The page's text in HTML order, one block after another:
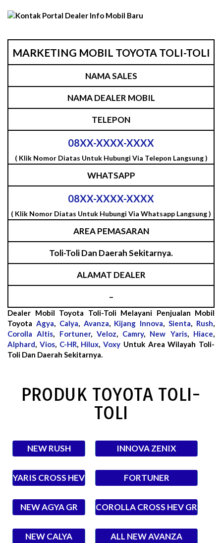
MARKETING MOBIL TOYOTA TOLI-TOLI
NAMA SALES
NAMA DEALER MOBIL
TELEPON
08XX-XXXX-XXXX
( Klik Nomor Diatas Untuk Hubungi Via Telepon Langsung )
WHATSAPP
08XX-XXXX-XXXX
( Klik Nomor Diatas Untuk Hubungi Via Whatsapp Langsung )
AREA PEMASARAN
Toli-Toli Dan Daerah Sekitarnya.
ALAMAT DEALER
–
Dealer Mobil Toyota Toli-Toli Melayani Penjualan Mobil
Toyota Agya, Calya, Avanza, Kijang Innova,Sienta, Rush,
Corolla Altis, Fortuner, Veloz, Camry, New Yaris, Hiace,
Alphard, Vios, C-HR, Hilux, Voxy Untuk Area Wilayah Toli-
Toli Dan Daerah Sekitarnya.
PRODUK TOYOTA TOLI-
TOLI
NEW RUSH INNOVA ZENIX
YARIS CROSS HEV FORTUNER
NEW AGYA GR COROLLA CROSS HEV GR
NEW CALYA ALL NEW AVANZA